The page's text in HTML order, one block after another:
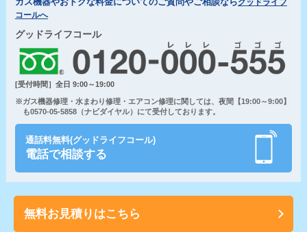
グッドライフ
コールへ
グッドライフコール
[受付時間］全日 9:00～19:00
※ガス機器修理・水まわり修理・エアコン修理に関しては、夜間【19:00～9:00】
も0570-05-5858（ナビダイヤル）にて受付しております。
通話料無料(グッドライフコール)
電話で相談する
無料お見積りはこちら